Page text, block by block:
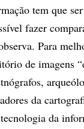
tem que
fazer
Para
de imagens
da
da